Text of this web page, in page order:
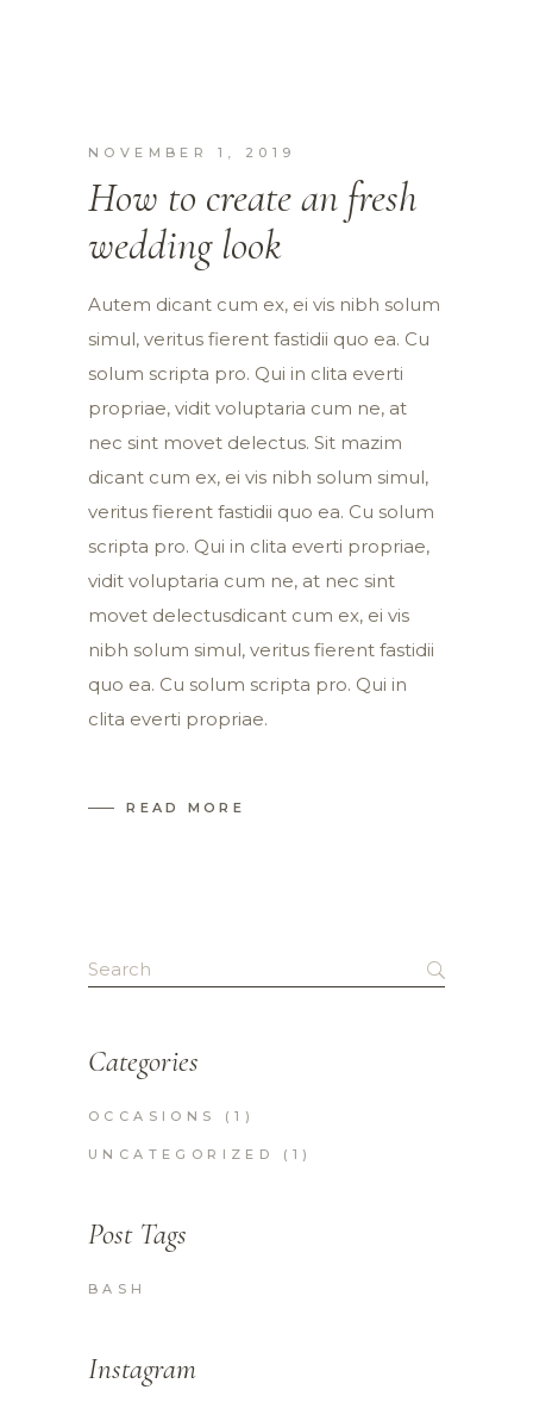
NOVEMBER 1, 2019
How to create an fresh
wedding look
Autem dicant cum ex, ei vis nibh solum
simul, veritus fierent fastidii quo ea. Cu
solum scripta pro. Qui in clita everti
propriae, vidit voluptaria cum ne, at
nec sint movet delectus. Sit mazim
dicant cum ex, ei vis nibh solum simul,
veritus fierent fastidii quo ea. Cu solum
scripta pro. Qui in clita everti propriae,
vidit voluptaria cum ne, at nec sint
movet delectusdicant cum ex, ei vis
nibh solum simul, veritus fierent fastidii
quo ea. Cu solum scripta pro. Qui in
clita everti propriae.
READ MORE
Search
for:
Categories
OCCASIONS (1)
UNCATEGORIZED (1)
Post Tags
BASH
Instagram